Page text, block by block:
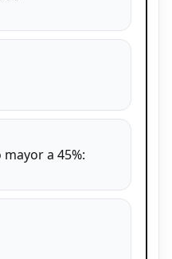
a 45%: